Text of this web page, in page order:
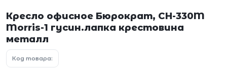
Кресло офисное Бюрократ, CH-330M
Morris-1 гусин.лапка крестовина
металл
Код товара: